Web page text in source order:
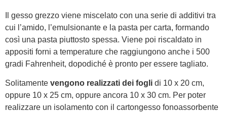
Il gesso grezzo viene miscelato con una serie di additivi tra
cui l’amido, l’emulsionante e la pasta per carta, formando
così una pasta piuttosto spessa. Viene poi riscaldato in
appositi forni a temperature che raggiungono anche i 500
gradi Fahrenheit, dopodiché è pronto per essere tagliato.
Solitamente vengono realizzati dei fogli di 10 x 20 cm,
oppure 10 x 25 cm, oppure ancora 10 x 30 cm. Per poter
realizzare un isolamento con il cartongesso fonoassorbente